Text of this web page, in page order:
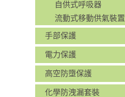
自供式呼吸器
流動式移動供氣裝置
手部保護
電力保護
高空防墮保護
化學防洩漏套裝